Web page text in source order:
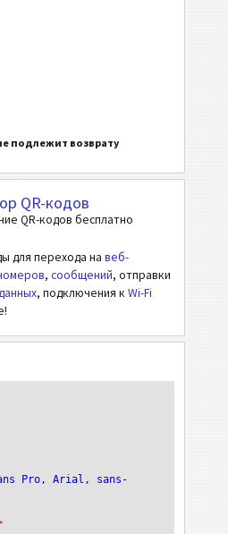
подлежит возврату
QR-кодов
QR-кодов бесплатно
для перехода на веб-
, сообщений, отправки
, подключения к Wi-Fi
Pro, Arial, sans-